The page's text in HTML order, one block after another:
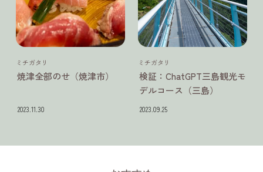
2023.11.30
ミチガタリ
焼津全部のせ（焼津市）
2023.09.25
ミチガタリ
検証：ChatGPT三島観光モ
デルコース（三島）